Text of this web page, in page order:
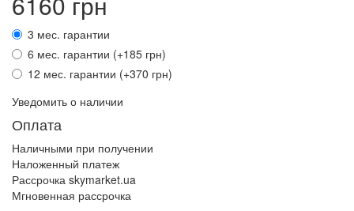
3 мес. гарантии
6 мес. гарантии (+185 грн)
12 мес. гарантии (+370 грн)
Уведомить о наличии
Оплата
Наличными при получении
Наложенный платеж
Рассрочка skymarket.ua
Мгновенная рассрочка